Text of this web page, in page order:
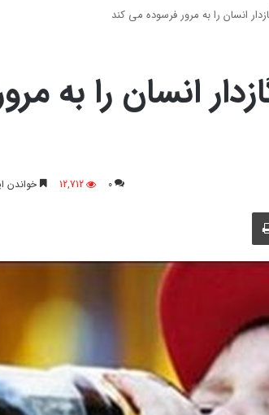
انسان را به مرور فرسوده می کند
انسان را به
0
12,712 خواندن این مطلب
چاپ